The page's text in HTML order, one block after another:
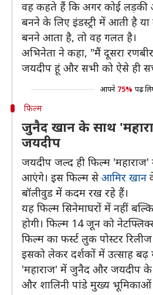
वह कहते हैं कि अगर कोई लड़की
बनने के लिए इंडस्ट्री में आती है
बनने आता है, तो वह गलत है।
अभिनेता ने कहा, "मैं दूसरा
जयदीप हूं और सभी को ऐसे ही
आपने 75% पढ़
फिल्म
जुनैद खान के साथ
जयदीप
जयदीप जल्द ही फिल्म
आएंगे। इस फिल्म सेआमिर खान
बॉलीवुड में कदम रख रहे हैं।
यह फिल्म सिनेमाघरों में नहीं
होगी। फिल्म 14 जून को
फिल्म का फर्स्ट लुक पोस्टर
इसको लेकर दर्शकों में उत्साह बढ़
'महाराज' में जुनैद और जयदीप के
और शालिनी पांडे मुख्य भूमिकाओं